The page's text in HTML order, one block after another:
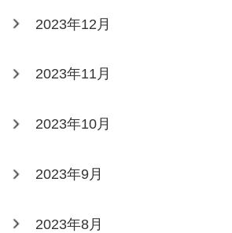
2023年12月
2023年11月
2023年10月
2023年9月
2023年8月